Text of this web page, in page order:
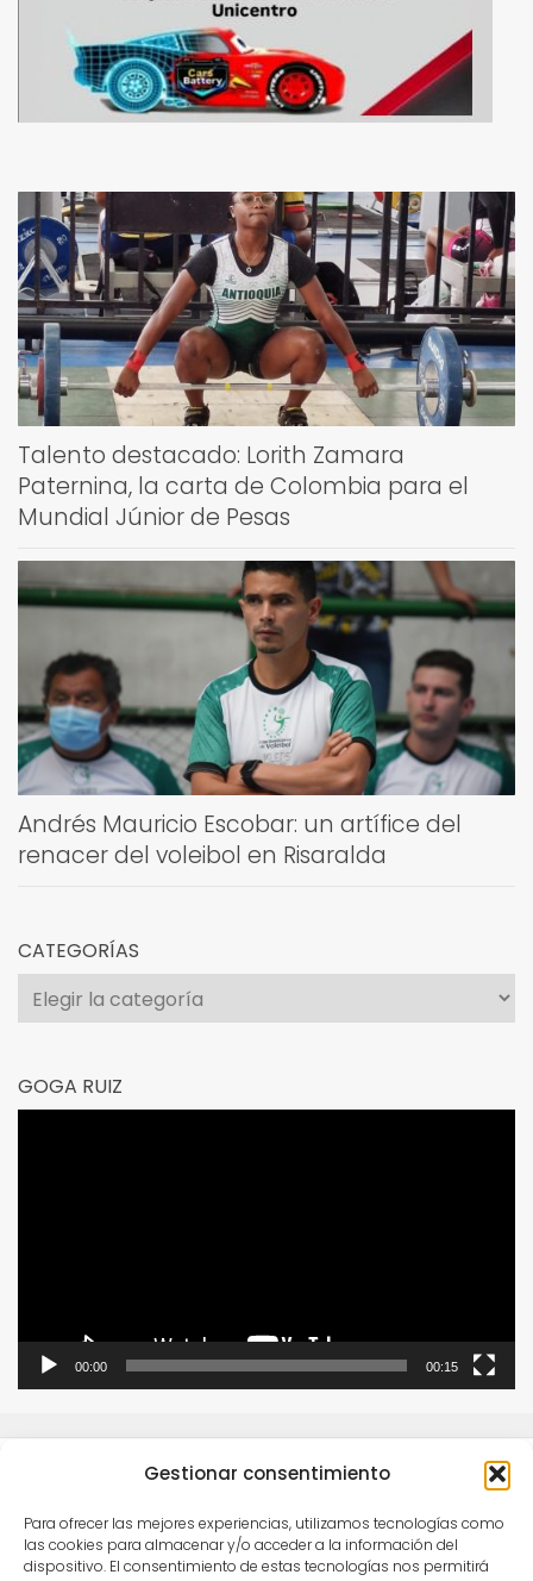
Gestionar consentimiento
Para ofrecer las mejores experiencias, utilizamos tecnologías como
las cookies para almacenar y/o acceder a la información del
dispositivo. El consentimiento de estas tecnologías nos permitirá
Talento destacado: Lorith Zamara
Paternina, la carta de Colombia para el
Mundial Júnior de Pesas
Andrés Mauricio Escobar: un artífice del
renacer del voleibol en Risaralda
CATEGORÍAS
Categorías
GOGA RUIZ
00:00 00:15